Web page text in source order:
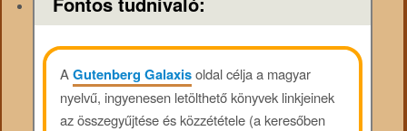
AGutenberg Galaxisoldal célja a magyar
nyelvű, ingyenesen letölthető könyvek linkjeinek
az összegyűjtése és közzététele (a keresőben